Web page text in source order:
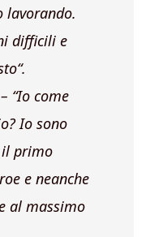
lavorando.
difficili e
“.
– “Io come
Io sono
il primo
e neanche
al massimo